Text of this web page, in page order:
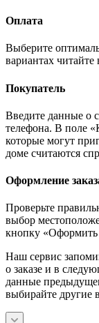
Оплата
Выберите
вариантах читайте
Покупатель
Введите данные о
телефона. В поле
которые могут
доме считаются
Оформление
Проверьте
выбор
кнопку «Оформить
Наш сервис
о заказе и в
данные
выбирайте другие